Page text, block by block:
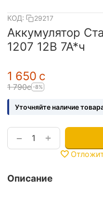
КОД: 29217
Аккумулятор
1207 12В 7А*ч
1 650 с
1 790с -8%
Уточняйте наличие
+
−
Описание